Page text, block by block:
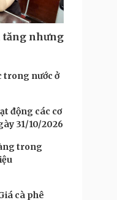
tăng nhưng
trong nước ở
động các cơ
31/10/2026
trong
cà phê